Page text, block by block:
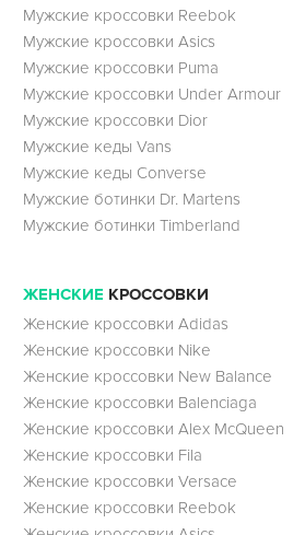
Мужские кроссовки Reebok
Мужские кроссовки Asics
Мужские кроссовки Puma
Мужские кроссовки Under Armour
Мужские кроссовки Dior
Мужские кеды Vans
Мужские кеды Converse
Мужские ботинки Dr. Martens
Мужские ботинки Timberland
ЖЕНСКИЕ КРОССОВКИ
Женские кроссовки Adidas
Женские кроссовки Nike
Женские кроссовки New Balance
Женские кроссовки Balenciaga
Женские кроссовки Alex McQueen
Женские кроссовки Fila
Женские кроссовки Versace
Женские кроссовки Reebok